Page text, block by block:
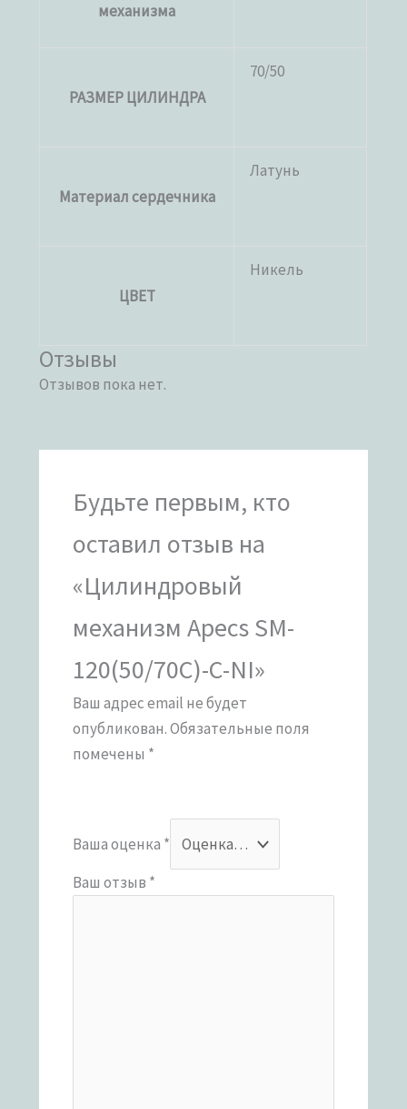
механизма
РАЗМЕР ЦИЛИНДРА
70/50
Материал сердечника
Латунь
ЦВЕТ
Никель
Отзывы
Отзывов пока нет.
Будьте первым, кто
оставил отзыв на
«Цилиндровый
механизм Apecs SM-
120(50/70C)-C-NI»
Ваш адрес email не будет
опубликован.Обязательные поля
помечены *
Ваша оценка *
Ваш отзыв *